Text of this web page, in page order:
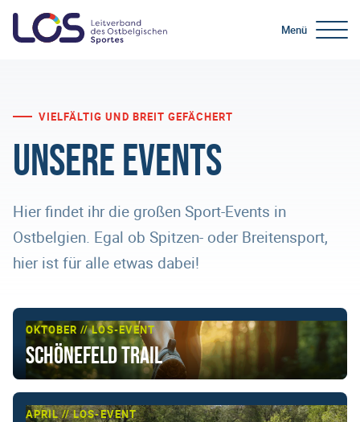
Menü
VIELFÄLTIG UND BREIT GEFÄCHERT
Unsere Events
Hier findet ihr die großen Sport-Events in
Ostbelgien. Egal ob Spitzen- oder Breitensport,
hier ist für alle etwas dabei!
OKTOBER // LOS-EVENT
Schönefeld Trail
APRIL // LOS-EVENT